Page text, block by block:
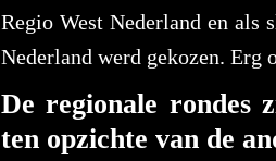
Regio West Nederland en als
Nederland werd gekozen. Erg
De regionale rondes
ten opzichte van de